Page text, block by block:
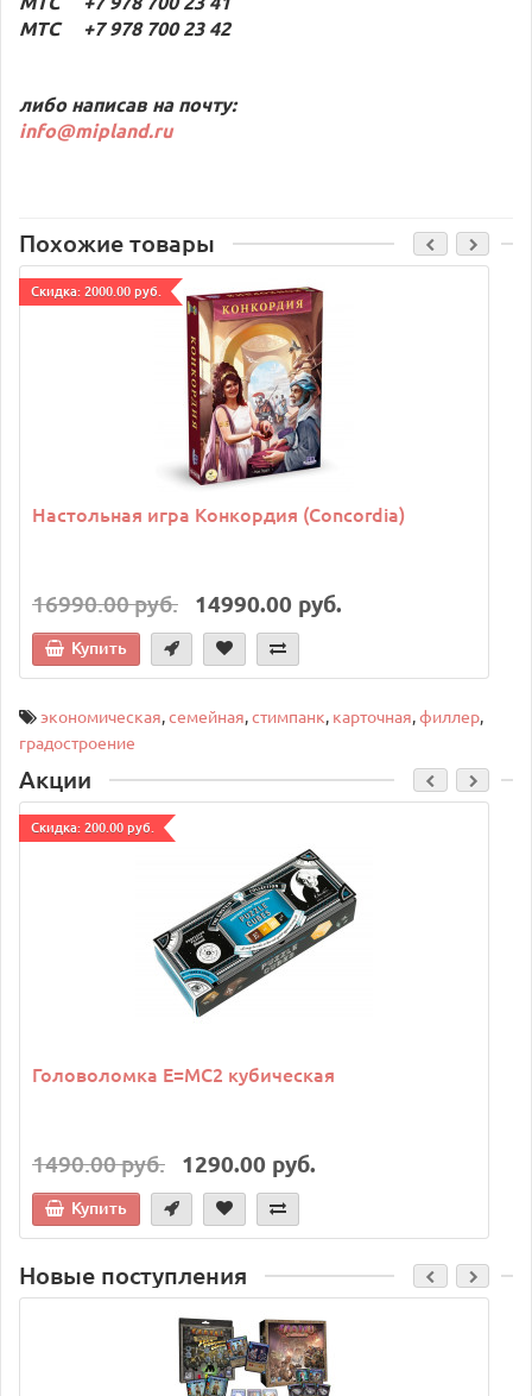
МТС +7 978 700 23 42
либо написав на почту:
info@mipland.ru
Похожие товары
Cкидка: 2000.00 руб.
Настольная игра Конкордия (Concordia)
16990.00 руб. 14990.00 руб.
Купить
экономическая,семейная,стимпанк, карточная,филлер,
градостроение
Акции
Cкидка: 200.00 руб.
Головоломка E=MC2 кубическая
1490.00 руб. 1290.00 руб.
Купить
Новые поступления